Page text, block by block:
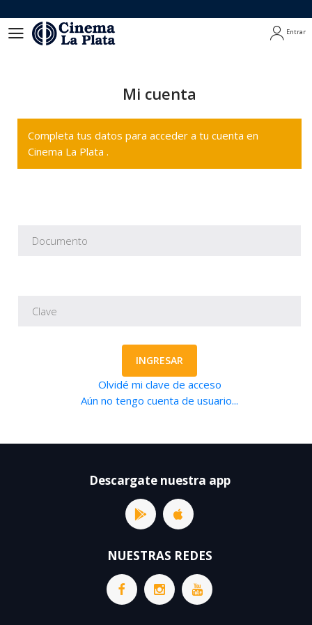
Entrar
Mi cuenta
Completa tus datos para acceder a tu cuenta en
Cinema La Plata .
INGRESAR
Olvidé mi clave de acceso
Aún no tengo cuenta de usuario...
Descargate nuestra app
NUESTRAS REDES